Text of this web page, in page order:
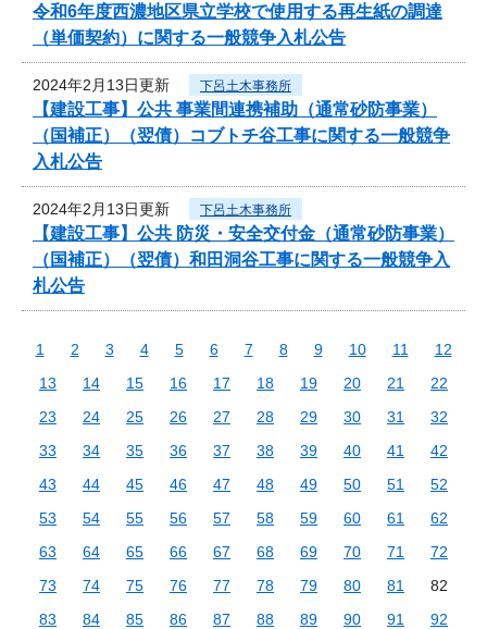
令和6年度西濃地区県立学校で使用する再生紙の調達
（単価契約）に関する一般競争入札公告
2024年2月13日更新 下呂土木事務所
【建設工事】公共 事業間連携補助（通常砂防事業）
（国補正）（翌債）コブトチ谷工事に関する一般競争
入札公告
2024年2月13日更新 下呂土木事務所
【建設工事】公共 防災・安全交付金（通常砂防事業）
（国補正）（翌債）和田洞谷工事に関する一般競争入
札公告
1 2 3 4 5 6 7 8 9 10 11
12
13
14 15 16 17 18 19 20 21
22
23
24 25 26 27 28 29 30 31
32
33
34 35 36 37 38 39 40 41
42
43
44 45 46 47 48 49 50 51
52
53
54 55 56 57 58 59 60 61
62
63
64 65 66 67 68 69 70 71
72
73
74 75 76 77 78 79 80 81
82
83
84 85 86 87 88 89 90 91
92